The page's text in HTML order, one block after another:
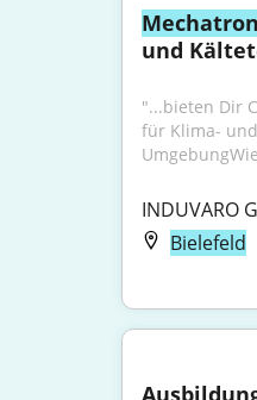
und
"...bieten Dir
für Klima-
INDUVARO
Bielefeld